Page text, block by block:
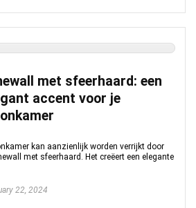
met sfeerhaard: een
accent voor je
kan aanzienlijk worden verrijkt door
met sfeerhaard. Het creëert een elegante
22, 2024